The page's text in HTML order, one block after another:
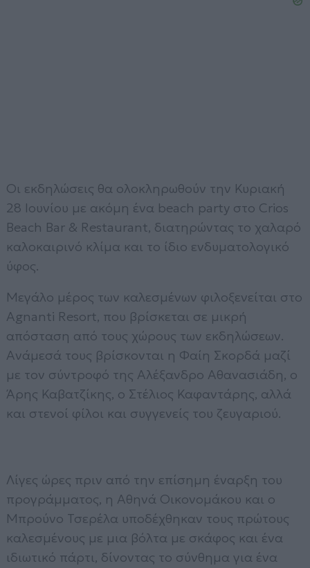
Οι εκδηλώσεις θα ολοκληρωθούν την Κυριακή
28 Ιουνίου με ακόμη ένα beach party στο Crios
Beach Bar & Restaurant, διατηρώντας το χαλαρό
καλοκαιρινό κλίμα και το ίδιο ενδυματολογικό
ύφος.
Μεγάλο μέρος των καλεσμένων φιλοξενείται στο
Agnanti Resort, που βρίσκεται σε μικρή
απόσταση από τους χώρους των εκδηλώσεων.
Ανάμεσά τους βρίσκονται η Φαίη Σκορδά μαζί
με τον σύντροφό της Αλέξανδρο Αθανασιάδη, ο
Άρης Καβατζίκης, ο Στέλιος Καφαντάρης, αλλά
και στενοί φίλοι και συγγενείς του ζευγαριού.
Λίγες ώρες πριν από την επίσημη έναρξη του
προγράμματος, η Αθηνά Οικονομάκου και ο
Μπρούνο Τσερέλα υποδέχθηκαν τους πρώτους
καλεσμένους με μια βόλτα με σκάφος και ένα
ιδιωτικό πάρτι, δίνοντας το σύνθημα για ένα